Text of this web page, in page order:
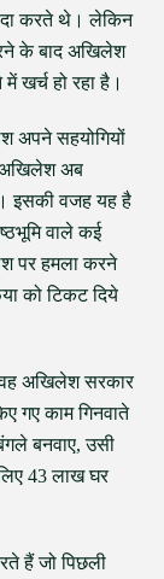
करते थे। लेकिन
के बाद अखिलेश
खर्च हो रहा है।
अपने सहयोगियों
अखिलेश अब
इसकी वजह यह है
वाले कई
पर हमला करने
को टिकट दिये
वह अखिलेश सरकार
गए काम गिनवाते
बनवाए, उसी
43 लाख घर
हैं जो पिछली